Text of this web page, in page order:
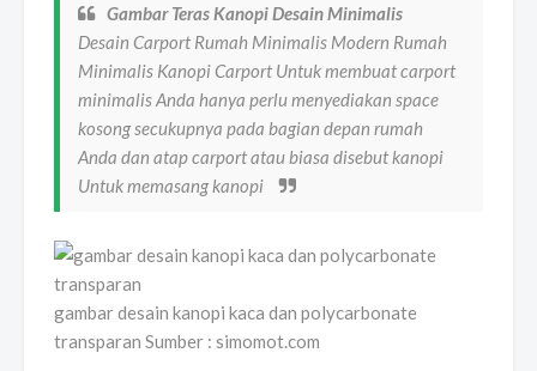
Gambar Teras Kanopi Desain Minimalis
Desain Carport Rumah Minimalis Modern Rumah
Minimalis Kanopi Carport Untuk membuat carport
minimalis Anda hanya perlu menyediakan space
kosong secukupnya pada bagian depan rumah
Anda dan atap carport atau biasa disebut kanopi
Untuk memasang kanopi
gambar desain kanopi kaca dan polycarbonate
transparan Sumber : simomot.com